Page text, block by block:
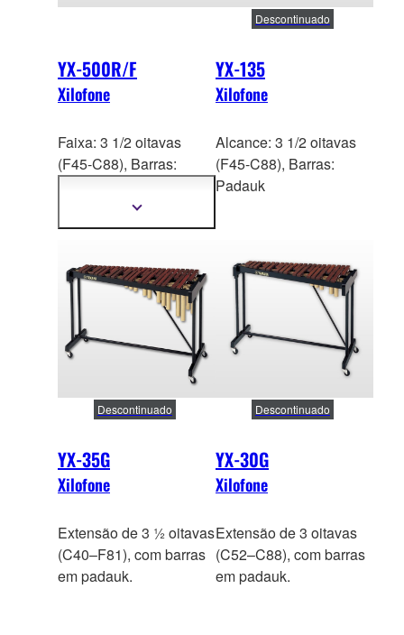
YX-500R/F
Xilofone
Faixa: 3 1/2 oitavas
(F45-C88), Barras:
Acoustalon (YX-500F)
Mostrar
YX-135
Xilofone
Descontinuado
Alcance: 3 1/2 oitavas
(F45-C88), Barras:
Padauk
YX-35G
Xilofone
Descontinuado
Extensão de 3 ½ oitavas
(C40–F81), com barras
em padauk.
YX-30G
Xilofone
Descontinuado
Extensão de 3 oitavas
(C52–C88), com barras
em padauk.